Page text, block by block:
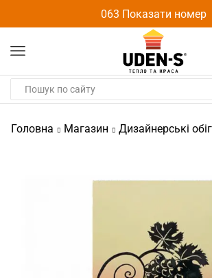
063 Показати номер
Головна Магазин Дизайнерські